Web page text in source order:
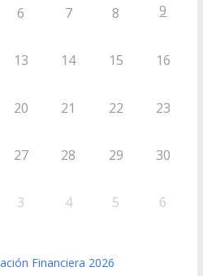
6 7 8 9
13 14 15 16
20 21 22 23
27 28 29 30
3 4 5 6
Financiera 2026